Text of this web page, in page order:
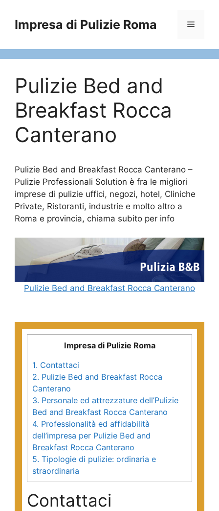
contenuto
Impresa di Pulizie Roma Menu
Pulizie Bed and
Breakfast Rocca
Canterano
Pulizie Bed and Breakfast Rocca Canterano –
Pulizie Professionali Solution è fra le migliori
imprese di pulizie uffici, negozi, hotel, Cliniche
Private, Ristoranti, industrie e molto altro a
Roma e provincia, chiama subito per info
Pulizie Bed and Breakfast Rocca Canterano
Impresa di Pulizie Roma
1. Contattaci
2. Pulizie Bed and Breakfast Rocca
Canterano
3. Personale ed attrezzature dell’Pulizie
Bed and Breakfast Rocca Canterano
4. Professionalità ed affidabilità
dell’impresa per Pulizie Bed and
Breakfast Rocca Canterano
5. Tipologie di pulizie: ordinaria e
straordinaria
Contattaci